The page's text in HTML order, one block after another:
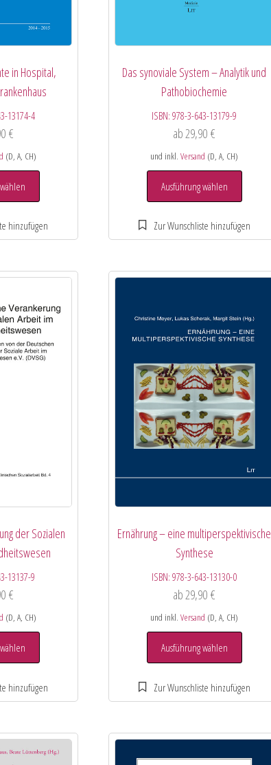
in Hospital,
13174-4
€
(D, A, CH)
Das synoviale System – Analytik und
Pathobiochemie
ISBN:978-3-643-13179-9
ab 29,90€
und inkl.Versand (D, A, CH)
Ausführung wählen
der Sozialen
13137-9
€
(D, A, CH)
Ernährung – eine multiperspektivische
Synthese
ISBN:978-3-643-13130-0
ab29,90€
und inkl.Versand (D, A, CH)
Ausführung wählen